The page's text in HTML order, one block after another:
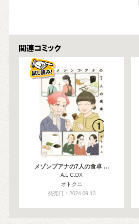
関連コミックス
メゾンプアナの7人の食卓 …
A.L.C.DX
オトクニ
発売日：2024.09.13